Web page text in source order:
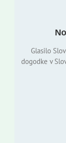
Glasilo
dogodke v